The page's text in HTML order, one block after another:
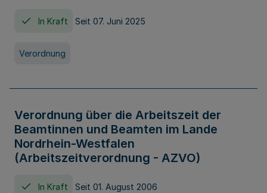
In Kraft Seit 07. Juni 2025
Verordnung
Verordnung über die Arbeitszeit der
Beamtinnen und Beamten im Lande
Nordrhein-Westfalen
(Arbeitszeitverordnung - AZVO)
In Kraft Seit 01. August 2006